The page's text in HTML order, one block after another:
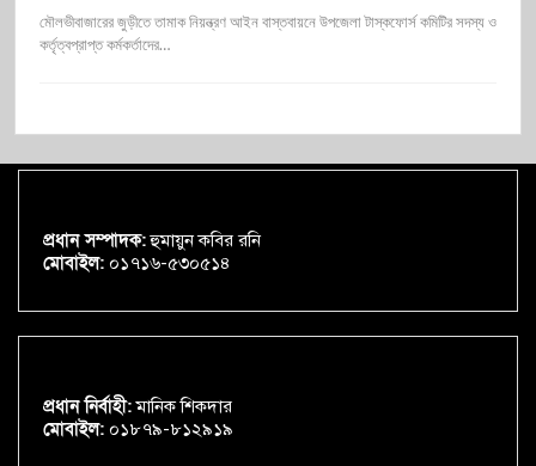
মৌলভীবাজারের জুড়ীতে তামাক নিয়ন্ত্রণ আইন বাস্তবায়নে উপজেলা টাস্কফোর্স কমিটির সদস্য ও
কর্তৃত্বপ্রাপ্ত কর্মকর্তাদের…
প্রধান সম্পাদক:হুমায়ুন কবির রনি
মোবাইল: ০১৭১৬-৫৩০৫১৪
প্রধান নির্বাহী:মানিক শিকদার
মোবাইল: ০১৮৭৯-৮১২৯১৯